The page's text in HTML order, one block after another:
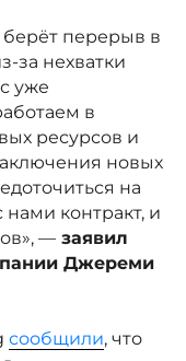
берёт перерыв в
за нехватки
уже
в
ресурсов и
новых
на
контракт, и
— заявил
Джереми
сообщили, что